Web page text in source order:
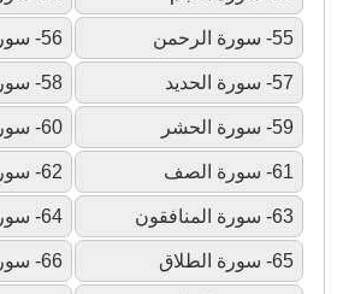
55- سورة الرحمن 56- سورة الواقعة
57- سورة الحديد 58- سورة المجادلة
59- سورة الحشر 60- سورة الممتحنة
61- سورة الصف 62- سورة الجمعة
63- سورة المنافقون 64- سورة التغابن
65- سورة الطلاق 66- سورة التحريم